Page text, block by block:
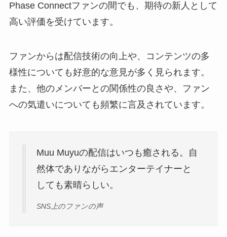
Phase Connectファンの間でも、期待の新人として
高い評価を受けています。
ファンからは配信技術の向上や、コンテンツの多
様性についても好意的な意見が多く見られます。
また、他のメンバーとの関係性の良さや、ファン
への気遣いについても頻繁に言及されています。
Muu Muyuの配信はいつも癒される。自
然体でありながらエンターテイナーと
しても素晴らしい。
SNS上のファンの声